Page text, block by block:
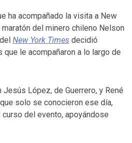
ha acompañado la visita a New
del minero chileno Nelson
New York Times decidió
le acompañaron a lo largo de
López, de Guerrero, y René
solo se conocieron ese día,
del evento, apoyándose